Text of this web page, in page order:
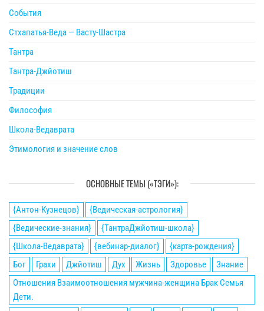
События
Стхапатья-Веда — Васту-Шастра
Тантра
Тантра-Джйотиш
Традиции
Философия
Школа-Ведаврата
Этимология и значение слов
ОСНОВНЫЕ ТЕМЫ («ТЭГИ»):
{Антон-Кузнецов}
{Ведическая-астрология}
{Ведические-знания}
{ТантраДжйотиш-школа}
{Школа-Ведаврата}
{вебинар-диалог}
{карта-рождения}
Бог
Грахи Джйотиш Дух Жизнь Здоровье
Знание
Отношения Взаимоотношения мужчина-женщина Брак Семья
Дети.